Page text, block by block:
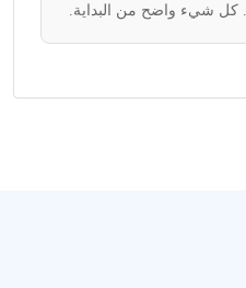
كل شيء واضح من البداية.